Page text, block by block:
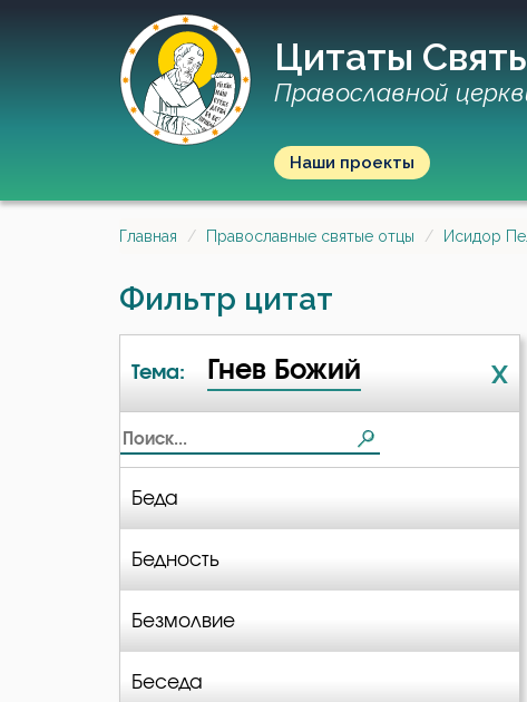
Цитаты
Православной
Наши проекты
Главная Православные святые отцы Исидор
Фильтр цитат
Тема: Гнев Божий X
Беда
Бедность
Безмолвие
Беседа